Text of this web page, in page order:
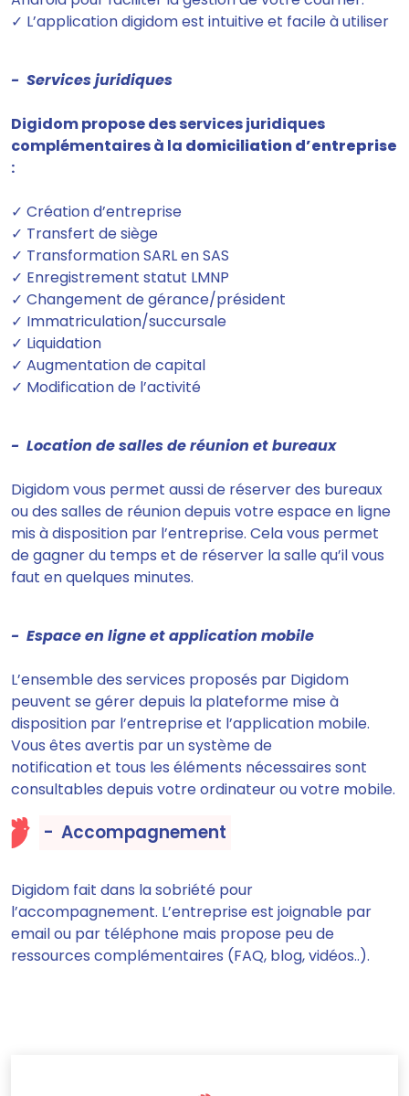
✓ L’application digidom est intuitive et facile à utiliser
- Services juridiques
Digidom propose des services juridiques
complémentaires à la domiciliation d’entreprise
:
✓ Création d’entreprise
✓ Transfert de siège
✓ Transformation SARL en SAS
✓ Enregistrement statut LMNP
✓ Changement de gérance/président
✓ Immatriculation/succursale
✓ Liquidation
✓ Augmentation de capital
✓ Modification de l’activité
- Location de salles de réunion et bureaux
Digidom vous permet aussi de réserver des bureaux
ou des salles de réunion depuis votre espace en ligne
mis à disposition par l’entreprise. Cela vous permet
de gagner du temps et de réserver la salle qu’il vous
faut en quelques minutes.
- Espace en ligne et application mobile
L’ensemble des services proposés par Digidom
peuvent se gérer depuis la plateforme mise à
disposition par l’entreprise et l’application mobile.
Vous êtes avertis par un système de
notification et tous les éléments nécessaires sont
consultables depuis votre ordinateur ou votre mobile.
- Accompagnement
Digidom fait dans la sobriété pour
l’accompagnement. L’entreprise est joignable par
email ou par téléphone mais propose peu de
ressources complémentaires (FAQ, blog, vidéos..).